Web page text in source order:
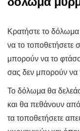
Κρατήστε το δόλωμα
να το τοποθετήσετε
μπορούν να το
σας δεν μπορούν να
Το δόλωμα θα
και θα πεθάνουν
τα τοποθετήσετε